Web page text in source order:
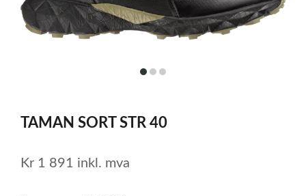
itemitemitem
of
TAMAN SORT STR 40
Kr 1 891 inkl. mva